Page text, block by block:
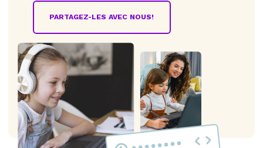
PARTAGEZ-LES AVEC NOUS!